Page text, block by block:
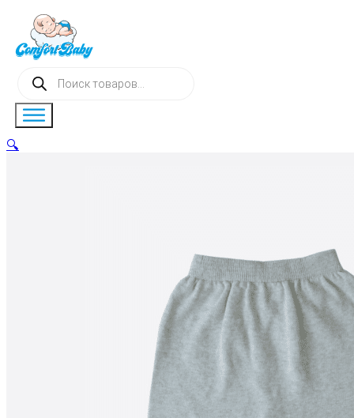
Поиск
товаров
🔍